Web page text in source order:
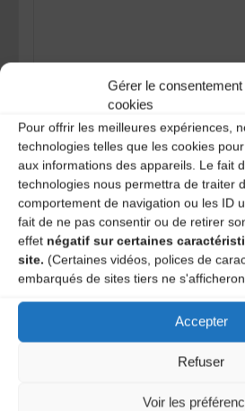
Gérer le consentement
cookies
Pour offrir les meilleures expériences,
technologies telles que les cookies
aux informations des appareils. Le fait
technologies nous permettra de traiter
comportement de navigation ou les ID
fait de ne pas consentir ou de retirer
effet négatif sur certaines
site. (Certaines vidéos, polices de
embarqués de sites tiers ne
Accepter
Refuser
Voir les
Save my name, email, and site
time I post a comment.
Ce site utilise Akismet pour réduire
savoir plus sur la façon dont les